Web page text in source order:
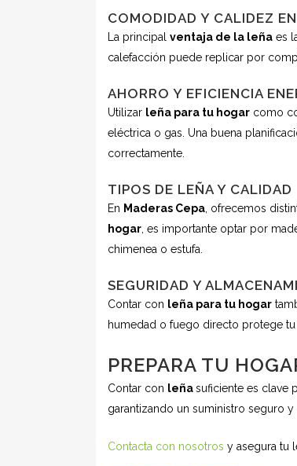
COMODIDAD Y CALIDEZ
La principal ventaja de la leña es
calefacción puede replicar por
AHORRO Y EFICIENCIA
Utilizar leña para tu hogar como
eléctrica o gas. Una buena
correctamente.
TIPOS DE LEÑA Y CALIDAD
En Maderas Cepa , ofrecemos
hogar , es importante optar por
chimenea o estufa.
SEGURIDAD Y
Contar con leña para tu hogar
humedad o fuego directo protege
PREPARA TU
Contar con leñasuficiente es clave
garantizando un suministro seguro
Contacta con nosotros y asegura tu